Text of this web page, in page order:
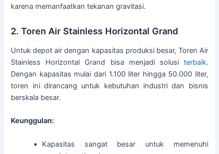
karena memanfaatkan tekanan gravitasi.
2. Toren Air Stainless Horizontal Grand
Untuk depot air dengan kapasitas produksi besar, Toren Air
Stainless Horizontal Grand bisa menjadi solusi terbaik.
Dengan kapasitas mulai dari 1.100 liter hingga 50.000 liter,
toren ini dirancang untuk kebutuhan industri dan bisnis
berskala besar.
Keunggulan:
Kapasitas sangat besar untuk memenuhi